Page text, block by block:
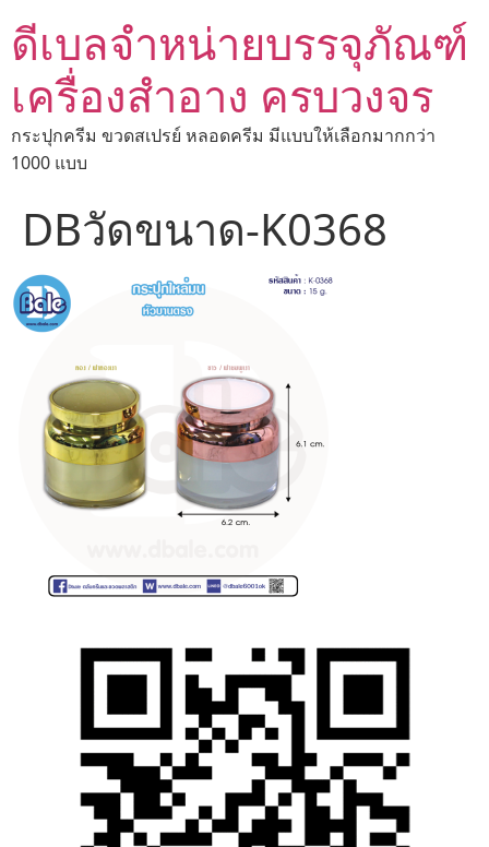
ดีเบลจำหน่ายบรรจุภัณฑ์
เครื่องสำอาง ครบวงจร
กระปุกครีม ขวดสเปรย์ หลอดครีม มีแบบให้เลือกมากกว่า
1000 แบบ
DBวัดขนาด-K0368